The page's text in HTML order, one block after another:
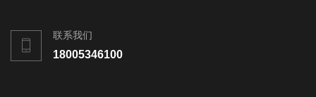
联系我们
18005346100